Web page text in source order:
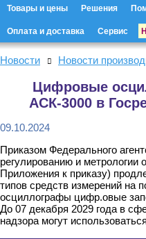
Товары и цены Решения
Оплата и доставка Сервис
Новости Новости
Цифровые
АСК-3000 в
09.10.2024
Приказом Федерального
регулированию и
Приложения к приказу)
типов средств измерений на
осциллографы цифр.овые
До 07 декабря 2029 года в
надзора могут